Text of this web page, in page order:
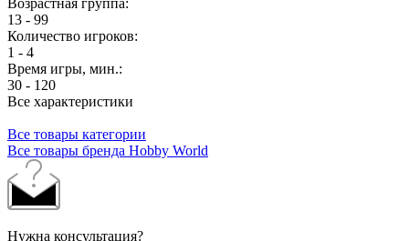
13 - 99
Количество игроков:
1 - 4
Время игры, мин.:
30 - 120
Все характеристики
Все товары категории
Все товары бренда Hobby World
Нужна консультация?